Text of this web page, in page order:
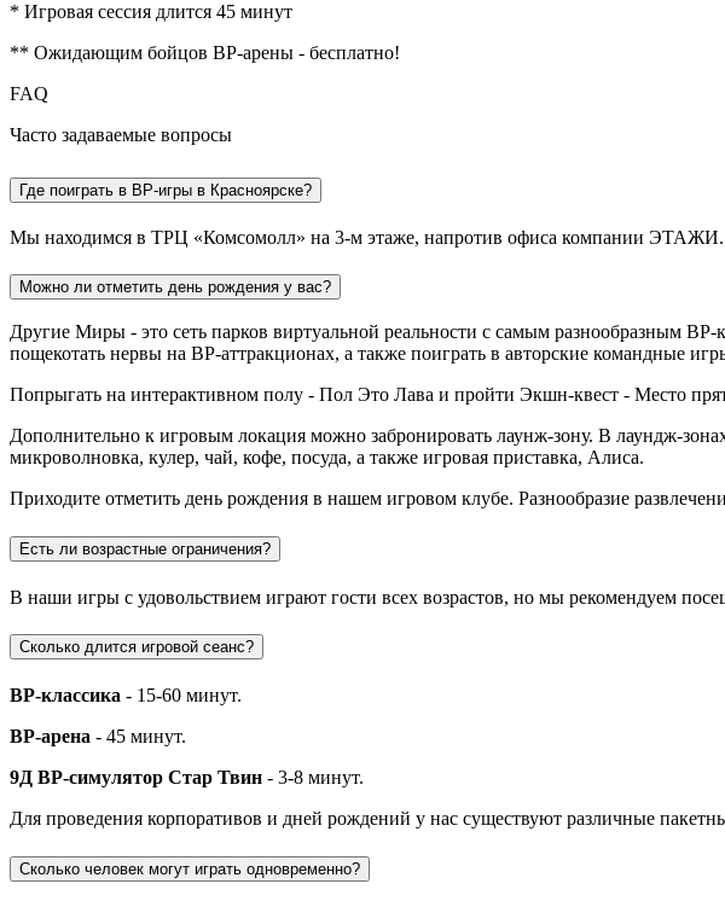
* Игровая сессия длится 45 минут
** Ожидающим бойцов ВР-арены - бесплатно!
FAQ
Часто задаваемые вопросы
Где поиграть в ВР-игры в Красноярске?
Мы находимся в ТРЦ «Комсомолл» на 3-м этаже, напротив офиса компании ЭТАЖИ.
Можно ли отметить день рождения у вас?
Другие Миры - это сеть парков виртуальной реальности с самым разнообразным
пощекотать нервы на ВР-аттракционах, а также поиграть в авторские командные
Попрыгать на интерактивном полу - Пол Это Лава и пройти Экшн-квест - Место
Дополнительно к игровым локация можно забронировать лаунж-зону. В лаундж-
микроволновка, кулер, чай, кофе, посуда, а также игровая приставка, Алиса.
Приходите отметить день рождения в нашем игровом клубе. Разнообразие
Есть ли возрастные ограничения?
В наши игры с удовольствием играют гости всех возрастов, но мы рекомендуем
Сколько длится игровой сеанс?
ВР-классика - 15-60 минут.
ВР-арена - 45 минут.
9Д ВР-симулятор Стар Твин - 3-8 минут.
Для проведения корпоративов и дней рождений у нас существуют различные
Сколько человек могут играть одновременно?